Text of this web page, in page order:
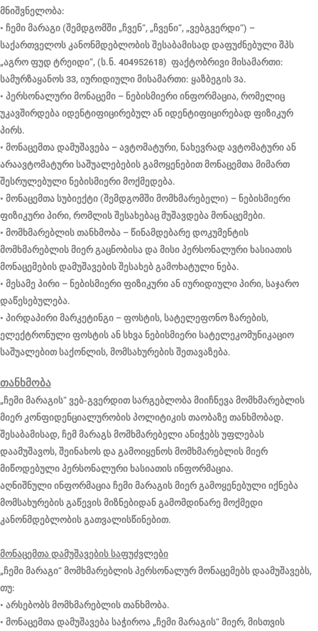
მნიშვნელობა:
• ჩემი მარაგი (შემდგომში „ჩვენ“, „ჩვენი“, „ვებგვერდი“) –
საქართველოს კანონმდებლობის შესაბამისად დაფუძნებული შპს
„აგრო ფუდ ტრეიდი“, (ს.ნ. 404952618) ფაქტობრივი მისამართი:
სამურზაყანოს 33, იურიდიული მისამართი: ყაზბეგის 3ა.
• პერსონალური მონაცემი – ნებისმიერი ინფორმაცია, რომელიც
უკავშირდება იდენტიფიცირებულ ან იდენტიფიცირებად ფიზიკურ
პირს.
• მონაცემთა დამუშავება – ავტომატური, ნახევრად ავტომატური ან
არაავტომატური საშუალებების გამოყენებით მონაცემთა მიმართ
შესრულებული ნებისმიერი მოქმედება.
• მონაცემთა სუბიექტი (შემდგომში მომხმარებელი) – ნებისმიერი
ფიზიკური პირი, რომლის შესახებაც მუშავდება მონაცემები.
• მომხმარებლის თანხმობა – წინამდებარე დოკუმენტის
მომხმარებლის მიერ გაცნობისა და მისი პერსონალური ხასიათის
მონაცემების დამუშავების შესახებ გამოხატული ნება.
• მესამე პირი – ნებისმიერი ფიზიკური ან იურიდიული პირი, საჯარო
დაწესებულება.
• პირდაპირი მარკეტინგი – ფოსტის, სატელეფონო ზარების,
ელექტრონული ფოსტის ან სხვა ნებისმიერი სატელეკომუნიკაციო
საშუალებით საქონლის, მომსახურების შეთავაზება.
თანხმობა
„ჩემი მარაგის“ ვებ-გვერდით სარგებლობა მიიჩნევა მომხმარებლის
მიერ კონფიდენციალურობის პოლიტიკის თაობაზე თანხმობად.
შესაბამისად, ჩემ მარაგს მომხმარებელი ანიჭებს უფლებას
დაამუშავოს, შეინახოს და გამოიყენოს მომხმარებლის მიერ
მიწოდებული პერსონალური ხასიათის ინფორმაცია.
აღნიშნული ინფორმაცია ჩემი მარაგის მიერ გამოყენებული იქნება
მომსახურების გაწევის მიზნებიდან გამომდინარე მოქმედი
კანონმდებლობის გათვალისწინებით.
მონაცემთა დამუშავების საფუძვლები
„ჩემი მარაგი“ მომხმარებლის პერსონალურ მონაცემებს დაამუშავებს,
თუ:
• არსებობს მომხმარებლის თანხმობა.
• მონაცემთა დამუშავება საჭიროა „ჩემი მარაგის“ მიერ, მისთვის